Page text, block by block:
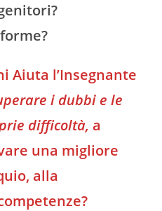
Aiuta l’Insegnante
i dubbi e le
difficoltà, a
una migliore
alla